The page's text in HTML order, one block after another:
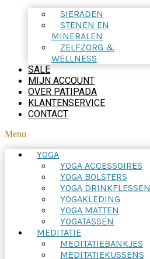
SIERADEN
STENEN EN
MINERALEN
ZELFZORG &
WELLNESS
SALE
MIJN ACCOUNT
OVER PATIPADA
KLANTENSERVICE
CONTACT
Menu
YOGA
YOGA ACCESSOIRES
YOGA BOLSTERS
YOGA DRINKFLESSEN
YOGAKLEDING
YOGA MATTEN
YOGATASSEN
MEDITATIE
MEDITATIEBANKJES
MEDITATIEKUSSENS